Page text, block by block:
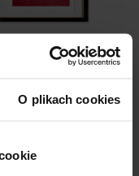
O plikach cookies
Kowalewski -
Miłości
zł